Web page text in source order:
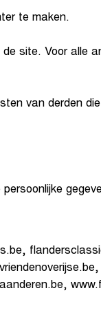
te maken.
site. Voor alle
van derden